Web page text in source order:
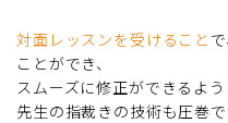
対面レッスンを受けること
ことができ、
スムーズに修正ができるよう
先生の指裁きの技術も圧巻で